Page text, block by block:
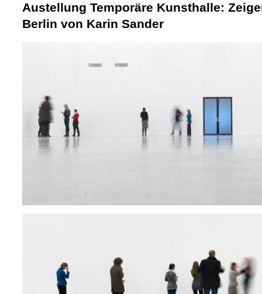
Austellung Temporäre Kunsthalle:
Berlin von Karin Sander